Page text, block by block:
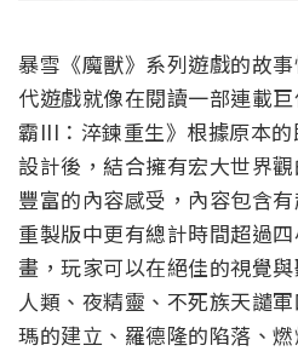
暴雪《魔獸》系列遊戲的故
代遊戲就像在閱讀一部連載
霸III：淬鍊重生》根據原本
設計後，結合擁有宏大世界
豐富的內容感受，內容包含
重製版中更有總計時間超過
畫，玩家可以在絕佳的視覺
人類、夜精靈、不死族天譴
瑪的建立、羅德隆的陷落、